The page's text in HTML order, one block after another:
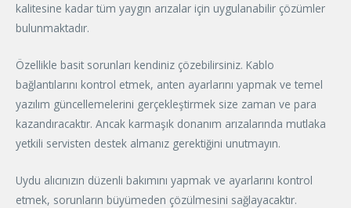
kalitesine kadar tüm yaygın arızalar için uygulanabilir çözümler
bulunmaktadır.
Özellikle basit sorunları kendiniz çözebilirsiniz. Kablo
bağlantılarını kontrol etmek, anten ayarlarını yapmak ve temel
yazılım güncellemelerini gerçekleştirmek size zaman ve para
kazandıracaktır. Ancak karmaşık donanım arızalarında mutlaka
yetkili servisten destek almanız gerektiğini unutmayın.
Uydu alıcınızın düzenli bakımını yapmak ve ayarlarını kontrol
etmek, sorunların büyümeden çözülmesini sağlayacaktır.